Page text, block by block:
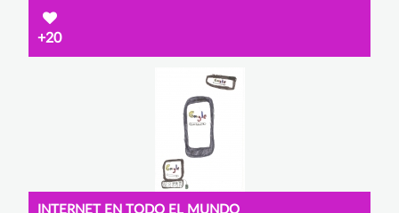
+20
INTERNET EN TODO EL MUNDO